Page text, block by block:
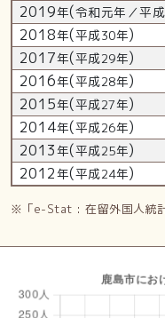
2019年(令和元年／平
2018年(平成30年)
2017年(平成29年)
2016年(平成28年)
2015年(平成27年)
2014年(平成26年)
2013年(平成25年)
2012年(平成24年)
※「e-Stat : 在留外国人統